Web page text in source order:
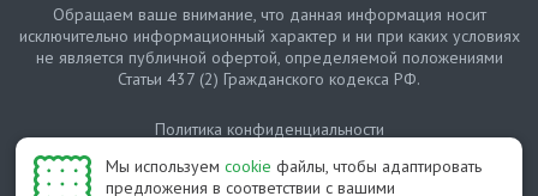
Мы используем cookie файлы, чтобы адаптировать
предложения в соответствии с вашими
Обращаем ваше внимание, что данная информация носит
исключительно информационный характер и ни при каких условиях
не является публичной офертой, определяемой положениями
Статьи 437 (2) Гражданского кодекса РФ.
Политика конфиденциальности
Карта сайта